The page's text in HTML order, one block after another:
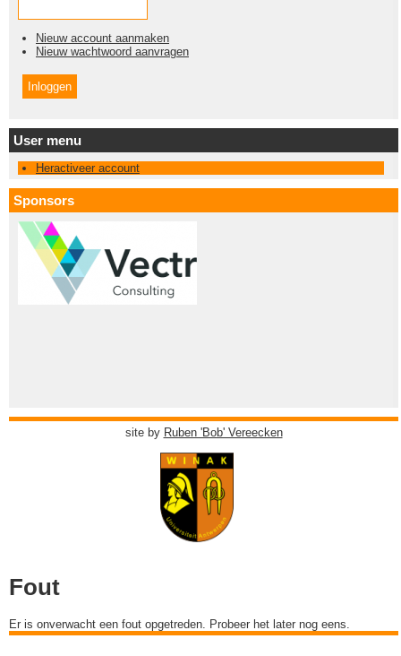
Nieuw account aanmaken
Nieuw wachtwoord aanvragen
User menu
Heractiveer account
Sponsors
site by Ruben 'Bob' Vereecken
Fout
Er is onverwacht een fout opgetreden. Probeer het later nog eens.